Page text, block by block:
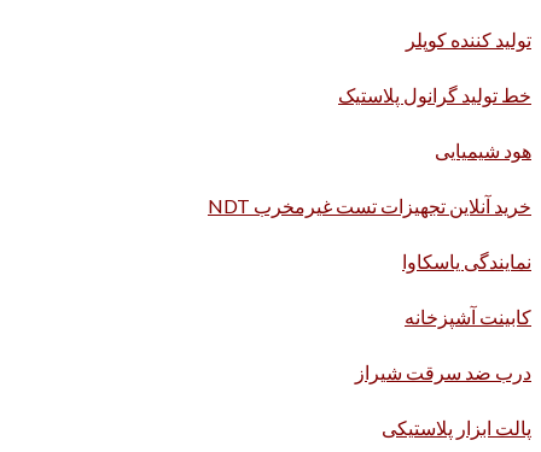
تولید کننده کوپلر
خط تولید گرانول پلاستیک
هود شیمیایی
خرید آنلاین تجهیزات تست غیرمخرب NDT
نمایندگی یاسکاوا
کابینت آشپزخانه
درب ضد سرقت شیراز
پالت ابزار پلاستیکی